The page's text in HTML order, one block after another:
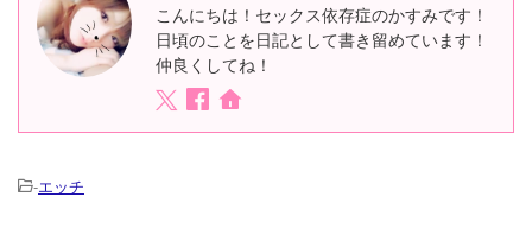
こんにちは！セックス依存症のかすみです！
日頃のことを日記として書き留めています！
仲良くしてね！
-エッチ